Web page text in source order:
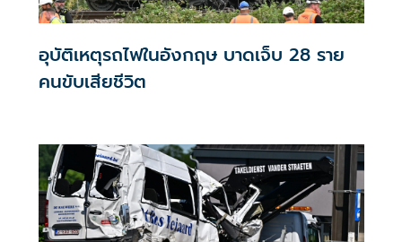
อุบัติเหตุรถไฟในอังกฤษ บาดเจ็บ 28 ราย
คนขับเสียชีวิต